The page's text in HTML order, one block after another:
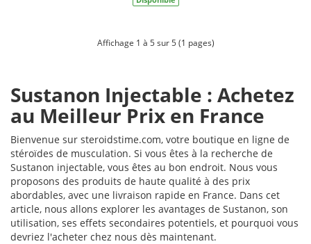
Affichage 1 à 5 sur 5 (1 pages)
Sustanon Injectable : Achetez
au Meilleur Prix en France
Bienvenue sur steroidstime.com, votre boutique en ligne de
stéroïdes de musculation. Si vous êtes à la recherche de
Sustanon injectable, vous êtes au bon endroit. Nous vous
proposons des produits de haute qualité à des prix
abordables, avec une livraison rapide en France. Dans cet
article, nous allons explorer les avantages de Sustanon, son
utilisation, ses effets secondaires potentiels, et pourquoi vous
devriez l'acheter chez nous dès maintenant.